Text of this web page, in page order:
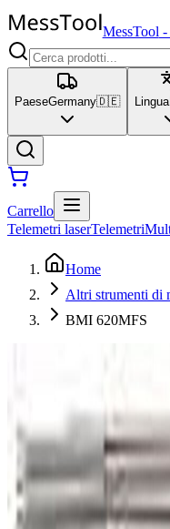
MessTool -
PaeseGermany🇩🇪 Lingua
Carrello
Telemetri laserTelemetri
Home
Altri strumenti di
BMI 620MFS